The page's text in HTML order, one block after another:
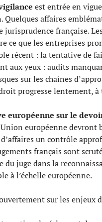
est entrée en
affaires
française.
ce que les entreprises
récent : la tentative de
aux yeux : audits
sur les chaînes
progresse lentement, à
européenne sur le
européenne
un contrôle
français sont
juge dans la
à l’échelle européenne.
sur les enjeux